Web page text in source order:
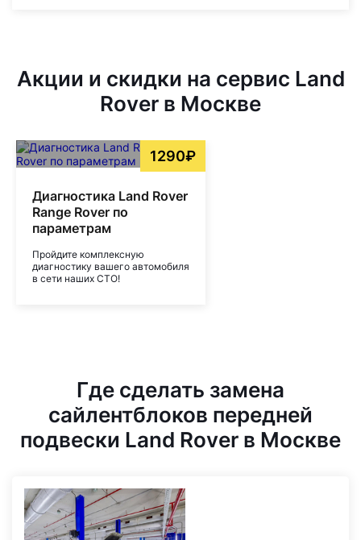
Акции и скидки на сервис Land
Rover в Москве
1290₽
Диагностика Land Rover
Range Rover по
параметрам
Пройдите комплексную
диагностику вашего автомобиля
в сети наших СТО!
Где сделать замена
сайлентблоков передней
подвески Land Rover в Москве